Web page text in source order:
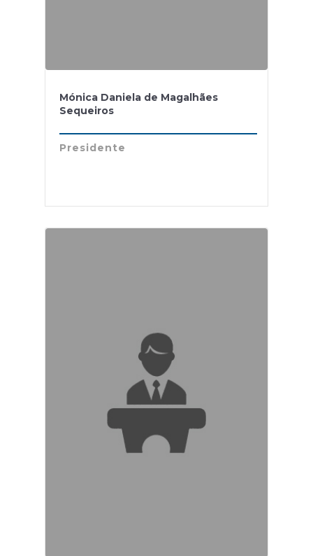
Mónica Daniela de Magalhães
Sequeiros
Presidente